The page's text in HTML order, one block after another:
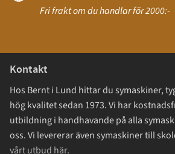
Fri frakt om du handlar för 2000:-
Kontakt
Hos Bernt i Lund hittar du symaskiner,
hög kvalitet sedan 1973. Vi har
utbildning i handhavande på alla
oss. Vi levererar även symaskiner till
vårt utbud här.